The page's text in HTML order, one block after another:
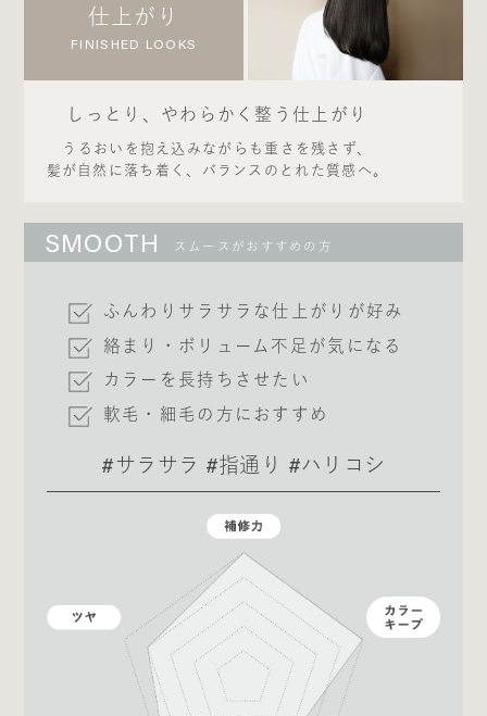
仕上がり
FINISHED LOOKS
しっとり、やわらかく整う仕上がり
うるおいを抱え込みながらも重さを残さず、
髪が自然に落ち着く、バランスのとれた質感へ。
SMOOTH スムースがおすすめの方
ふんわりサラサラな仕上がりが好み
絡まり・ボリューム不足が気になる
カラーを長持ちさせたい
軟毛・細毛の方におすすめ
#サラサラ #指通り #ハリコシ